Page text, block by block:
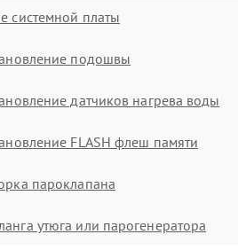
системной платы
подошвы
датчиков нагрева воды
FLASH флеш памяти
пароклапана
утюга или парогенератора